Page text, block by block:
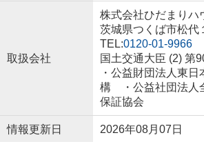
取扱会社
株式会社ひだまりハ
茨城県つくば市松代
TEL:0120-01-9966
国土交通大臣 (2) 第
・公益財団法人東
構 ・公益社団法人
保証協会
情報更新日 2026年08月07日